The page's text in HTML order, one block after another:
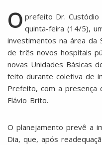
O prefeito Dr. Custódio
quinta-feira (14/5),
investimentos na área da
de três novos hospitais
novas Unidades Básicas
feito durante coletiva de
Prefeito, com a presença
Flávio Brito.
O planejamento prevê a
Dia, que, após